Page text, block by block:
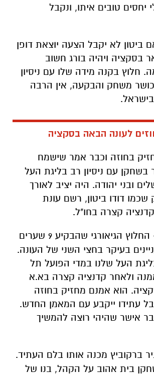
יחסים טובים איתו, ונקבל
ביטון לא יקבל הצעה יוצאת דופן
בסקציה ויהיה בורג חשוב
חלוץ בקנה מידה שלו עם ניסיון
משחק והבקעה, אין הרבה
לעונה הבאה בסקציה
בחוזה וכבר אמר שישמח
בשחקן עם ניסיון רב בליגת העל
ובני יהודה. היה יציב לאורך
שכמו דודו ביטון, רשם עונת
קצרה בחו"ל.
- החלוץ הגיאורגי שהבקיע 9 שערים
בעיקר בחצי השני של העונה.
העל שלנו במדי הפועל תל
ולאחר קדנציה קצרה בא.א
הוא אמנם מחזיק בחוזה
עתידו ייקבע עם המאמן החדש.
אישר שהיהי רוצה להמשיך
ברקוביץ מכנה אותו בלם העתיד.
בית אהוב על הקהל, בנו של